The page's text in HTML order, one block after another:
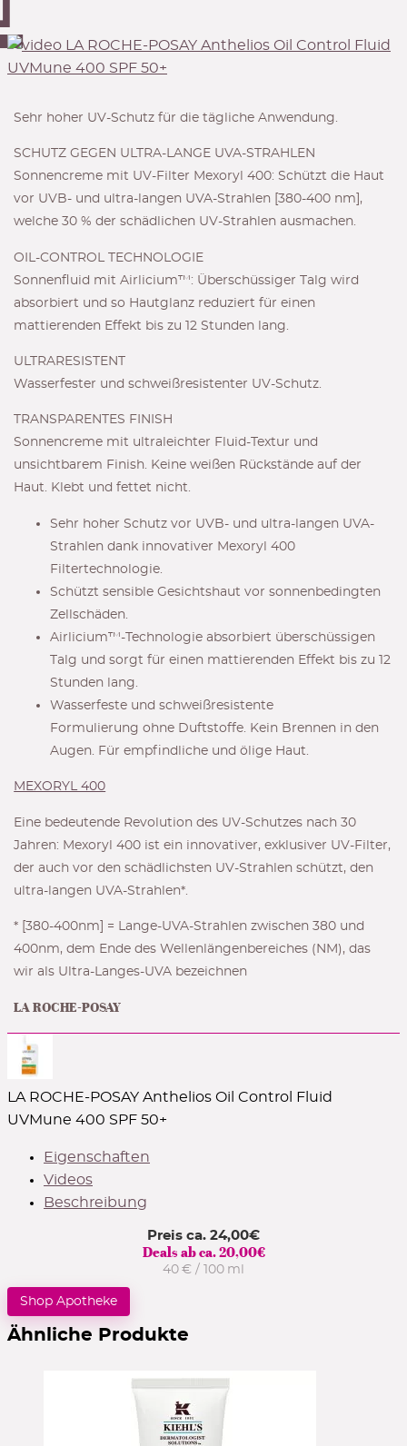
Sehr hoher UV-Schutz für die tägliche Anwendung.
SCHUTZ GEGEN ULTRA-LANGE UVA-STRAHLEN
Sonnencreme mit UV-Filter Mexoryl 400: Schützt die Haut
vor UVB- und ultra-langen UVA-Strahlen [380-400 nm],
welche 30 % der schädlichen UV-Strahlen ausmachen.
OIL-CONTROL TECHNOLOGIE
Sonnenfluid mit Airlicium™: Überschüssiger Talg wird
absorbiert und so Hautglanz reduziert für einen
mattierenden Effekt bis zu 12 Stunden lang.
ULTRARESISTENT
Wasserfester und schweißresistenter UV-Schutz.
TRANSPARENTES FINISH
Sonnencreme mit ultraleichter Fluid-Textur und
unsichtbarem Finish. Keine weißen Rückstände auf der
Haut. Klebt und fettet nicht.
Sehr hoher Schutz vor UVB- und ultra-langen UVA-
Strahlen dank innovativer Mexoryl 400
Filtertechnologie.
Schützt sensible Gesichtshaut vor sonnenbedingten
Zellschäden.
Airlicium™-Technologie absorbiert überschüssigen
Talg und sorgt für einen mattierenden Effekt bis zu 12
Stunden lang.
Wasserfeste und schweißresistente
Formulierung ohne Duftstoffe. Kein Brennen in den
Augen. Für empfindliche und ölige Haut.
MEXORYL 400
Eine bedeutende Revolution des UV-Schutzes nach 30
Jahren: Mexoryl 400 ist ein innovativer, exklusiver UV-Filter,
der auch vor den schädlichsten UV-Strahlen schützt, den
ultra-langen UVA-Strahlen*.
* [380-400nm] = Lange-UVA-Strahlen zwischen 380 und
400nm, dem Ende des Wellenlängenbereiches (NM), das
wir als Ultra-Langes-UVA bezeichnen
LA ROCHE-POSAY
LA ROCHE-POSAY Anthelios Oil Control Fluid
UVMune 400 SPF 50+
Eigenschaften
Videos
Beschreibung
Preis ca. 24,00€
Deals ab ca.20,00€
40 € / 100 ml
Shop Apotheke
Ähnliche Produkte